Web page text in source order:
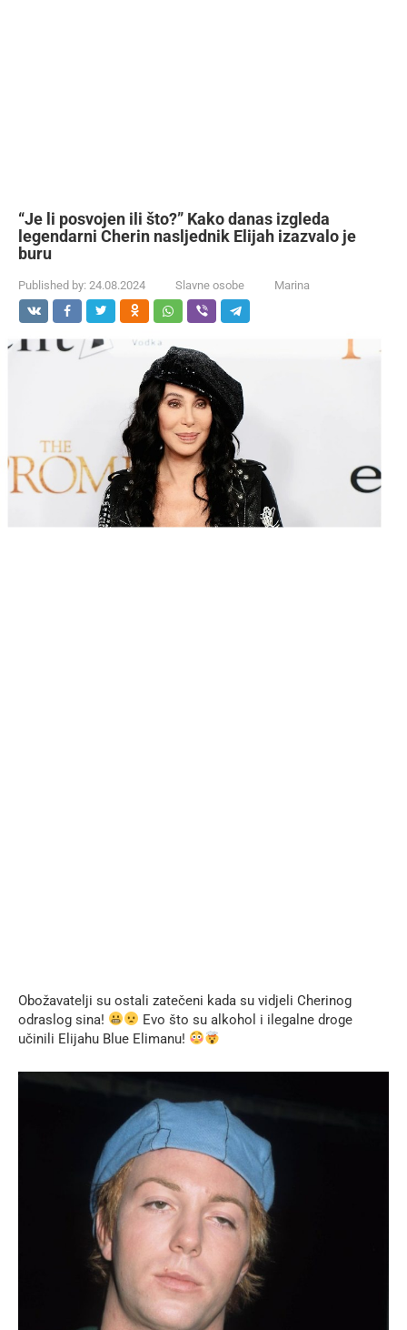
“Je li posvojen ili što?” Kako danas izgleda
legendarni Cherin nasljednik Elijah izazvalo je
buru
Published by: 24.08.2024 Slavne osobe Marina
Obožavatelji su ostali zatečeni kada su vidjeli Cherinog
odraslog sina!
Evo što su alkohol i ilegalne droge
učinili Elijahu Blue Elimanu!